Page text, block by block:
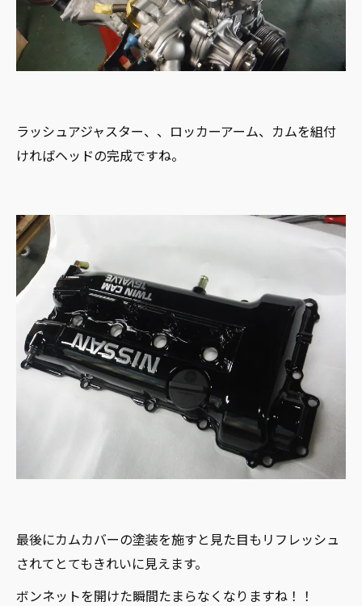
ラッシュアジャスター、、ロッカーアーム、カムを組付
ければヘッドの完成ですね。
最後にカムカバーの塗装を施すと見た目もリフレッシュ
されてとてもきれいに見えます。
ボンネットを開けた瞬間たまらなくなりますね！！